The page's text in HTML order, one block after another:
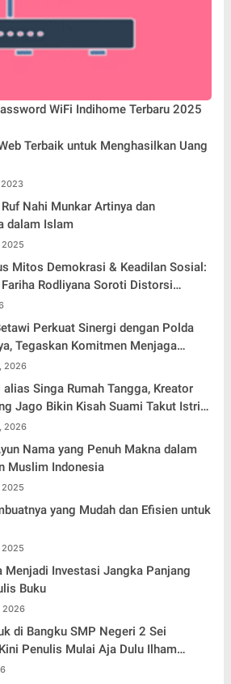
WiFi Indihome Terbaru 2025
Terbaik untuk Menghasilkan Uang
2023
Nahi Munkar Artinya dan
dalam Islam
2025
Mitos Demokrasi & Keadilan Sosial:
Fariha Rodliyana Soroti Distorsi
dan Aksi Main Hakim Sendiri
Perkuat Sinergi dengan Polda
Tegaskan Komitmen Menjaga
Damai, dan Kondusif Jelang HUT
Indonesia
2026
Singa Rumah Tangga, Kreator
Jago Bikin Kisah Suami Takut Istri
2026
Nama yang Penuh Makna dalam
Muslim Indonesia
2025
yang Mudah dan Efisien untuk
2025
Menjadi Investasi Jangka Panjang
Buku
2026
di Bangku SMP Negeri 2 Sei
Penulis Mulai Aja Dulu Ilham
sebagai Pemateri untuk